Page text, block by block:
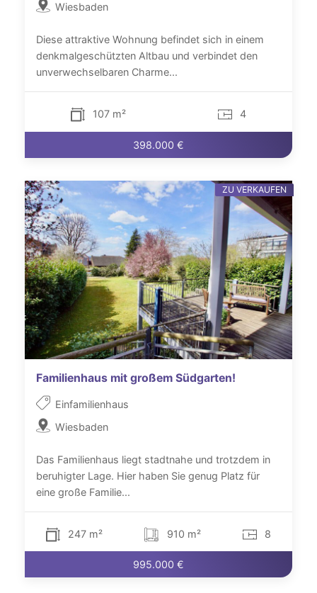
Wiesbaden
Diese attraktive Wohnung befindet sich in einem
denkmalgeschützten Altbau und verbindet den
unverwechselbaren Charme...
107 m² 4
398.000 €
Familienhaus mit großem Südgarten!
Einfamilienhaus
Wiesbaden
Das Familienhaus liegt stadtnahe und trotzdem in
beruhigter Lage. Hier haben Sie genug Platz für
eine große Familie...
247 m² 910 m² 8
995.000 €
ZU VERKAUFEN